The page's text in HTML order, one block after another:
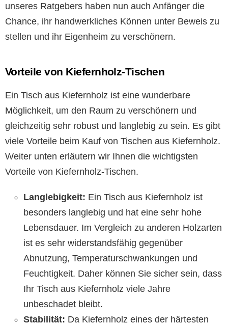
unseres Ratgebers haben nun auch Anfänger die
Chance, ihr handwerkliches Können unter Beweis zu
stellen und ihr Eigenheim zu verschönern.
Vorteile von Kiefernholz-Tischen
Ein Tisch aus Kiefernholz ist eine wunderbare
Möglichkeit, um den Raum zu verschönern und
gleichzeitig sehr robust und langlebig zu sein. Es gibt
viele Vorteile beim Kauf von Tischen aus Kiefernholz.
Weiter unten erläutern wir Ihnen die wichtigsten
Vorteile von Kiefernholz-Tischen.
Langlebigkeit: Ein Tisch aus Kiefernholz ist
besonders langlebig und hat eine sehr hohe
Lebensdauer. Im Vergleich zu anderen Holzarten
ist es sehr widerstandsfähig gegenüber
Abnutzung, Temperaturschwankungen und
Feuchtigkeit. Daher können Sie sicher sein, dass
Ihr Tisch aus Kiefernholz viele Jahre
unbeschadet bleibt.
Stabilität: Da Kiefernholz eines der härtesten